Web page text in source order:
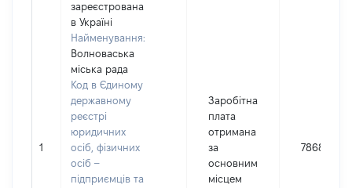
1
зареєстрована
в Україні
Найменування:
Волноваська
міська рада
Код в Єдиному
державному
реєстрі
юридичних
осіб, фізичних
осіб –
підприємців та
Заробітна
плата
отримана
за
основним
місцем
78689